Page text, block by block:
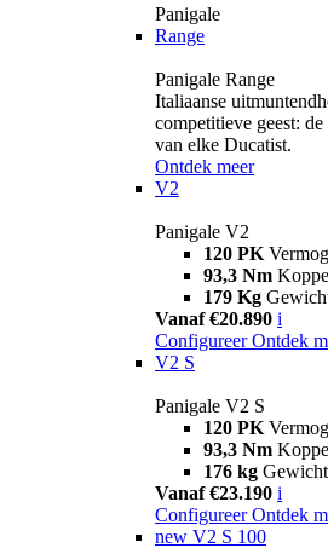
Panigale
Range
Panigale Range
Italiaanse
competitieve geest:
van elke Ducatist.
Ontdek meer
V2
Panigale V2
120 PK
93,3 Nm
179 Kg
Vanaf €20.890 i
Configureer Ontdek
V2 S
Panigale V2 S
120 PK
93,3 Nm
176 kg Gewicht
Vanaf €23.190 i
Configureer Ontdek
new V2 S 100